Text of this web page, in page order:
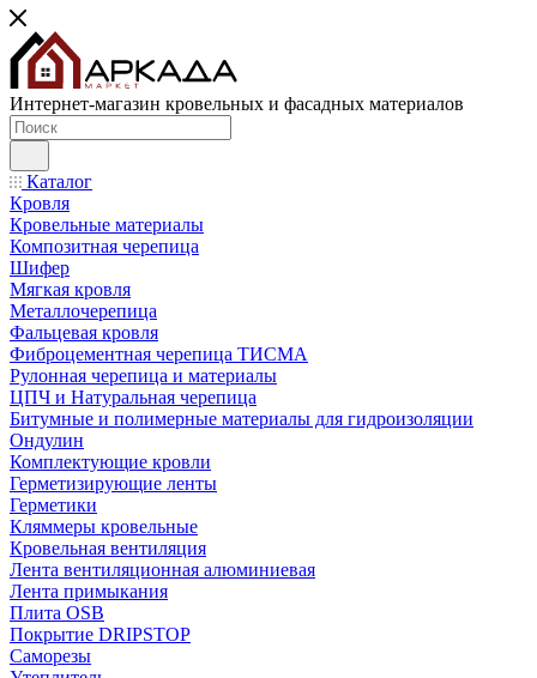
Интернет-магазин кровельных и фасадных материалов
Каталог
Кровля
Кровельные материалы
Композитная черепица
Шифер
Мягкая кровля
Металлочерепица
Фальцевая кровля
Фиброцементная черепица ТИСМА
Рулонная черепица и материалы
ЦПЧ и Натуральная черепица
Битумные и полимерные материалы для гидроизоляции
Ондулин
Комплектующие кровли
Герметизирующие ленты
Герметики
Кляммеры кровельные
Кровельная вентиляция
Лента вентиляционная алюминиевая
Лента примыкания
Плита OSB
Покрытие DRIPSTOP
Саморезы